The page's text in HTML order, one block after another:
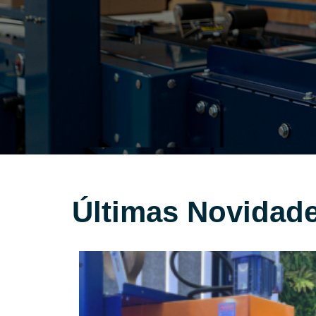
Últimas